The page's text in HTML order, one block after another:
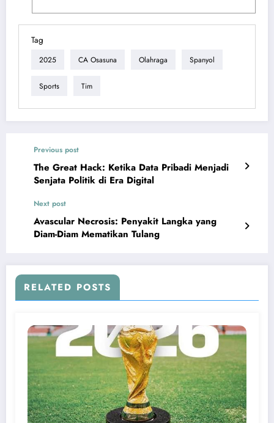
Tag
2025 CA Osasuna Olahraga Spanyol
Sports Tim
Previous post
The Great Hack: Ketika Data Pribadi Menjadi
Senjata Politik di Era Digital
Next post
Avascular Necrosis: Penyakit Langka yang
Diam-Diam Mematikan Tulang
RELATED POSTS